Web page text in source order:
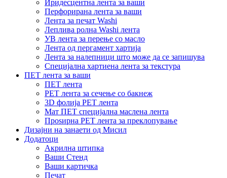
Иридесцентна лента за ваши
Перфорирана лента за ваши
Лента за печат Washi
Леплива ролна Washi лента
УВ лента за перење со масло
Лента од пергамент хартија
Лента за налепници што може да се запишува
Специјална хартиена лента за текстура
ПЕТ лента за ваши
ПЕТ лента
PET лента за сечење со бакнеж
3D фолија PET лента
Мат ПЕТ специјална маслена лента
Проѕирна PET лента за преклопување
Дизајни на занаети од Мисил
Додатоци
Акрилна штипка
Ваши Стенд
Ваши картичка
Печат